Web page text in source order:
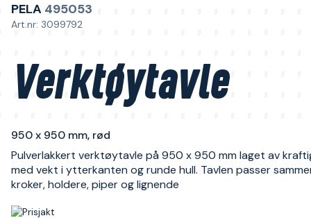
PELA 495053
Art.nr: 3099792
Verktøytavle
950 x 950 mm, rød
Pulverlakkert verktøytavle på 950 x 950 mm laget av
med vekt i ytterkanten og runde hull. Tavlen passer
kroker, holdere, piper og lignende